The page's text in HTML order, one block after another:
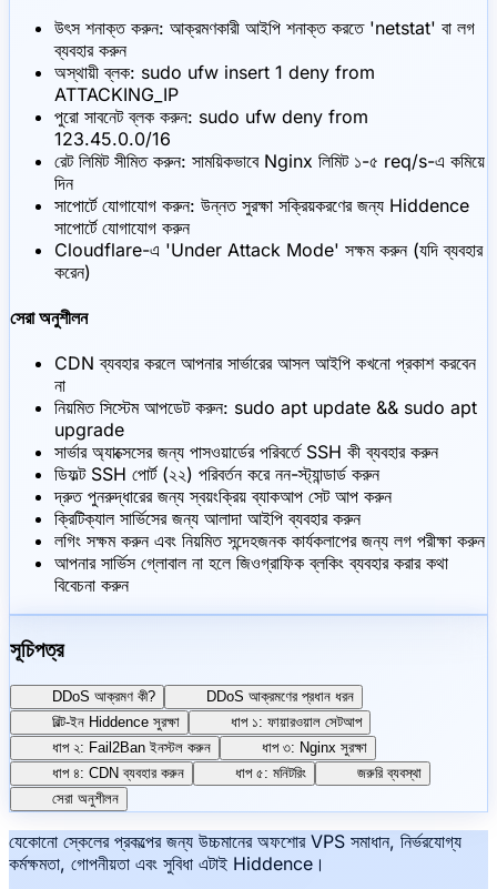
উৎস শনাক্ত করুন: আক্রমণকারী আইপি শনাক্ত করতে 'netstat' বা লগ
ব্যবহার করুন
অস্থায়ী ব্লক: sudo ufw insert 1 deny from
ATTACKING_IP
পুরো সাবনেট ব্লক করুন: sudo ufw deny from
123.45.0.0/16
রেট লিমিট সীমিত করুন: সাময়িকভাবে Nginx লিমিট ১-৫ req/s-এ কমিয়ে
দিন
সাপোর্টে যোগাযোগ করুন: উন্নত সুরক্ষা সক্রিয়করণের জন্য Hiddence
সাপোর্টে যোগাযোগ করুন
Cloudflare-এ 'Under Attack Mode' সক্ষম করুন (যদি ব্যবহার
করেন)
সেরা অনুশীলন
CDN ব্যবহার করলে আপনার সার্ভারের আসল আইপি কখনো প্রকাশ করবেন
না
নিয়মিত সিস্টেম আপডেট করুন: sudo apt update && sudo apt
upgrade
সার্ভার অ্যাক্সেসের জন্য পাসওয়ার্ডের পরিবর্তে SSH কী ব্যবহার করুন
ডিফল্ট SSH পোর্ট (২২) পরিবর্তন করে নন-স্ট্যান্ডার্ড করুন
দ্রুত পুনরুদ্ধারের জন্য স্বয়ংক্রিয় ব্যাকআপ সেট আপ করুন
ক্রিটিক্যাল সার্ভিসের জন্য আলাদা আইপি ব্যবহার করুন
লগিং সক্ষম করুন এবং নিয়মিত সন্দেহজনক কার্যকলাপের জন্য লগ পরীক্ষা করুন
আপনার সার্ভিস গ্লোবাল না হলে জিওগ্রাফিক ব্লকিং ব্যবহার করার কথা
বিবেচনা করুন
সূচিপত্র
DDoS আক্রমণ কী?
DDoS আক্রমণের প্রধান ধরন
বিল্ট-ইন Hiddence সুরক্ষা
ধাপ ১: ফায়ারওয়াল সেটআপ
ধাপ ২: Fail2Ban ইনস্টল করুন
ধাপ ৩: Nginx সুরক্ষা
ধাপ ৪: CDN ব্যবহার করুন
ধাপ ৫: মনিটরিং
জরুরি ব্যবস্থা
সেরা অনুশীলন
যেকোনো স্কেলের প্রকল্পের জন্য উচ্চমানের অফশোর VPS সমাধান, নির্ভরযোগ্য
কর্মক্ষমতা, গোপনীয়তা এবং সুবিধা এটাই Hiddence।